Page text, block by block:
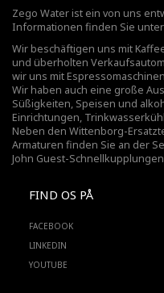
Zego Water ist ein von uns
Informationen finden Sie unter
Wir beschäftigen uns mit
und überholten
wir uns mit
Wir haben auch eine große
Süßigkeiten, Speisen und
Einrichtungen,
Neben den Wittenborg-
Armaturen finden Sie an der
John Guest-
FIND OS PÅ
FACEBOOK
LINKEDIN
YOUTUBE